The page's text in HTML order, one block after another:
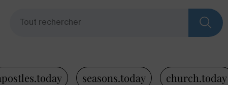
seasons.today church.today